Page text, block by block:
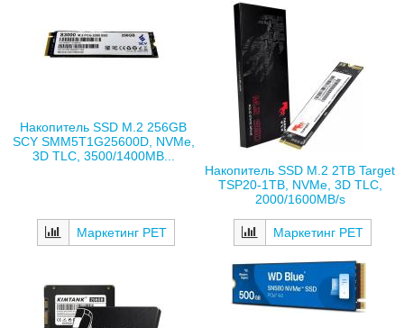
Накопитель SSD M.2 256GB
SCY SMM5T1G25600D, NVMe,
3D TLC, 3500/1400MB...
Маркетинг РЕТ
Накопитель SSD M.2 2TB Target
TSP20-1TB, NVMe, 3D TLC,
2000/1600MB/s
Маркетинг РЕТ